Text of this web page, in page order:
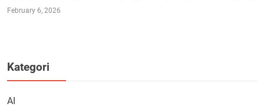
February 6, 2026
Kategori
AI